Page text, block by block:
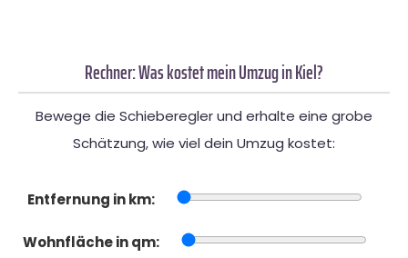
Rechner: Was kostet mein Umzug in Kiel?
Bewege die Schieberegler und erhalte eine grobe
Schätzung, wie viel dein Umzug kostet:
Entfernung in km:
Wohnfläche in qm: